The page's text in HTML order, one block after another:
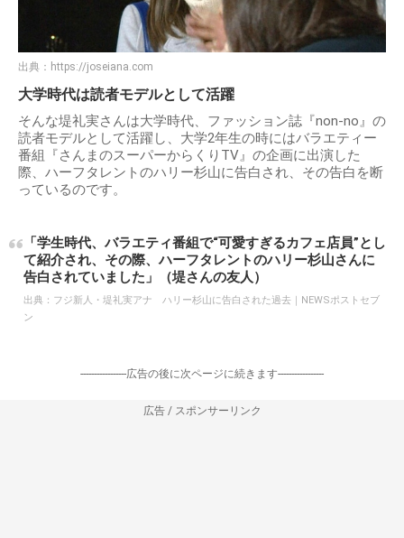
出典： https://joseiana.com
大学時代は読者モデルとして活躍
そんな堤礼実さんは大学時代、ファッション誌『non-no』の
読者モデルとして活躍し、大学2年生の時にはバラエティー
番組『さんまのスーパーからくりTV』の企画に出演した
際、ハーフタレントのハリー杉山に告白され、その告白を断
っているのです。
「学生時代、バラエティ番組で“可愛すぎるカフェ店員”とし
て紹介され、その際、ハーフタレントのハリー杉山さんに
告白されていました」（堤さんの友人）
出典： フジ新人・堤礼実アナ ハリー杉山に告白された過去｜NEWSポストセブ
ン
-----------------広告の後に次ページに続きます-----------------
広告 / スポンサーリンク